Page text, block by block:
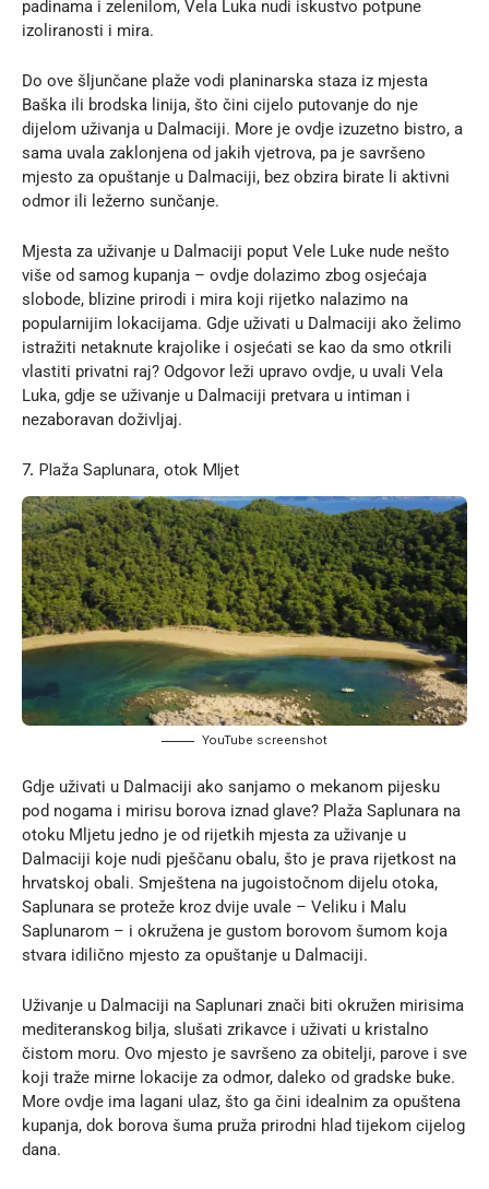
padinama i zelenilom, Vela Luka nudi iskustvo potpune
izoliranosti i mira.
Do ove šljunčane plaže vodi planinarska staza iz mjesta
Baška ili brodska linija, što čini cijelo putovanje do nje
dijelom uživanja u Dalmaciji. More je ovdje izuzetno bistro, a
sama uvala zaklonjena od jakih vjetrova, pa je savršeno
mjesto za opuštanje u Dalmaciji, bez obzira birate li aktivni
odmor ili ležerno sunčanje.
Mjesta za uživanje u Dalmaciji poput Vele Luke nude nešto
više od samog kupanja – ovdje dolazimo zbog osjećaja
slobode, blizine prirodi i mira koji rijetko nalazimo na
popularnijim lokacijama. Gdje uživati u Dalmaciji ako želimo
istražiti netaknute krajolike i osjećati se kao da smo otkrili
vlastiti privatni raj? Odgovor leži upravo ovdje, u uvali Vela
Luka, gdje se uživanje u Dalmaciji pretvara u intiman i
nezaboravan doživljaj.
7. Plaža Saplunara, otok Mljet
YouTube screenshot
Gdje uživati u Dalmaciji ako sanjamo o mekanom pijesku
pod nogama i mirisu borova iznad glave? Plaža Saplunara na
otoku Mljetu jedno je od rijetkih mjesta za uživanje u
Dalmaciji koje nudi pješčanu obalu, što je prava rijetkost na
hrvatskoj obali. Smještena na jugoistočnom dijelu otoka,
Saplunara se proteže kroz dvije uvale – Veliku i Malu
Saplunarom – i okružena je gustom borovom šumom koja
stvara idilično mjesto za opuštanje u Dalmaciji.
Uživanje u Dalmaciji na Saplunari znači biti okružen mirisima
mediteranskog bilja, slušati zrikavce i uživati u kristalno
čistom moru. Ovo mjesto je savršeno za obitelji, parove i sve
koji traže mirne lokacije za odmor, daleko od gradske buke.
More ovdje ima lagani ulaz, što ga čini idealnim za opuštena
kupanja, dok borova šuma pruža prirodni hlad tijekom cijelog
dana.